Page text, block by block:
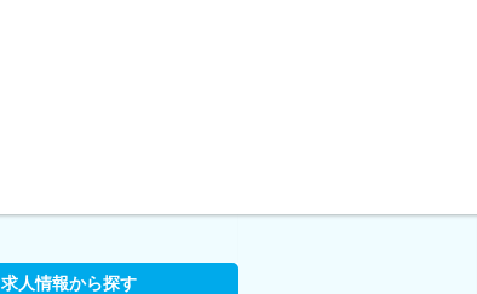
求人情報から探す